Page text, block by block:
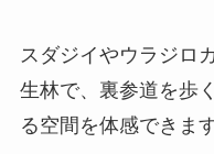
スダジイやウラジロ
生林で、裏参道を歩
る空間を体感できます